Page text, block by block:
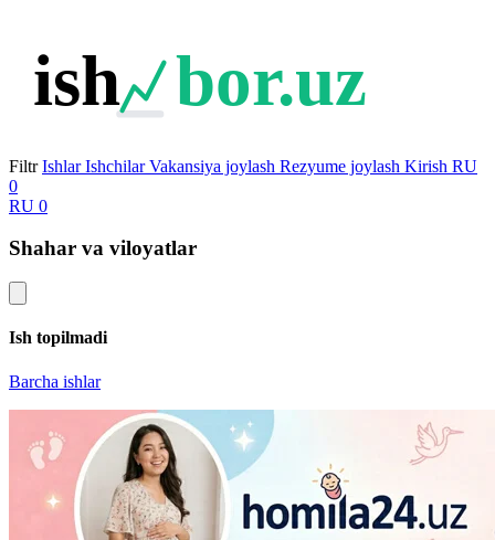
ish bor.uz
Filtr Ishlar Ishchilar Vakansiya joylash Rezyume joylash Kirish RU
0
RU 0
Shahar va viloyatlar
Ish topilmadi
Barcha ishlar